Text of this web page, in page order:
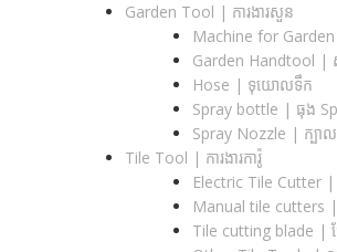
Garden Tool | ការងារសួន
Machine for
Garden Handtool |
Hose | ទុយោលទឹក
Spray bottle | ធុង
Spray Nozzle | ក្បា
Tile Tool | ការងារការ៉ូ
Electric Tile Cutter |
Manual tile cutters |
Tile cutting blade | ផ្ល